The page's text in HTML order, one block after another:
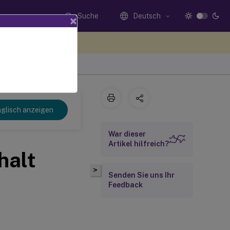
Suche Deutsch
anzeigen
>
War dieser
Artikel hilfreich?
Senden Sie uns Ihr
Feedback
×